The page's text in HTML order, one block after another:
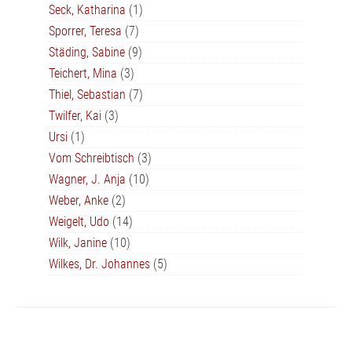
Seck, Katharina (1)
Sporrer, Teresa (7)
Städing, Sabine (9)
Teichert, Mina (3)
Thiel, Sebastian (7)
Twilfer, Kai (3)
Ursi (1)
Vom Schreibtisch (3)
Wagner, J. Anja (10)
Weber, Anke (2)
Weigelt, Udo (14)
Wilk, Janine (10)
Wilkes, Dr. Johannes (5)